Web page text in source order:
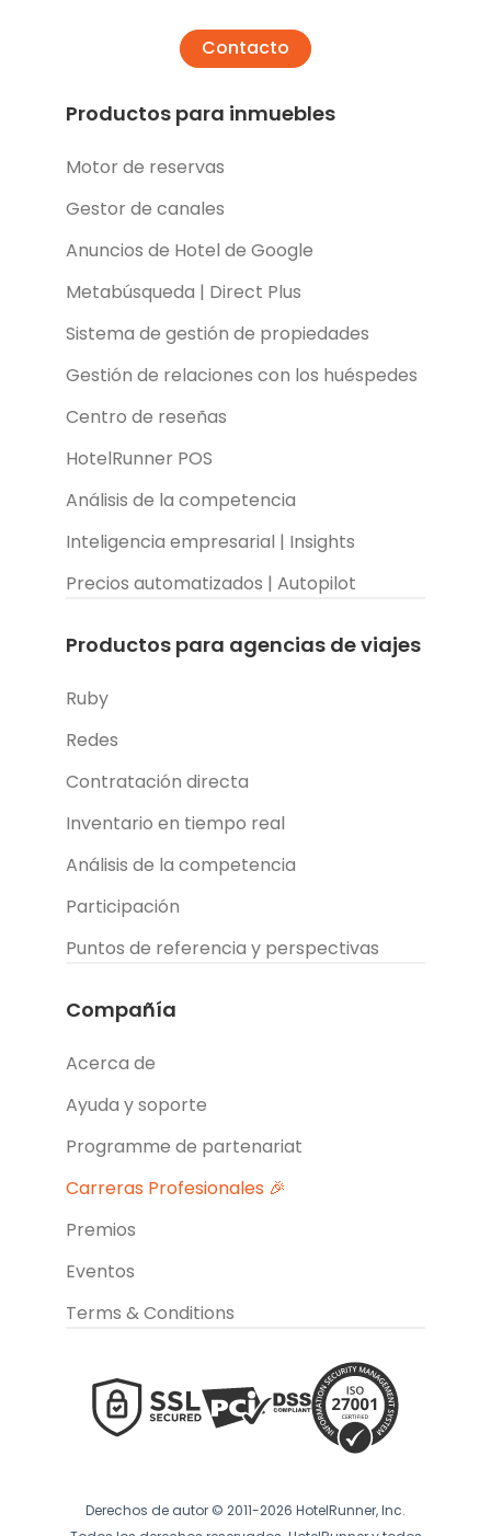
Contacto
Productos para inmuebles
Motor de reservas
Gestor de canales
Anuncios de Hotel de Google
Metabúsqueda | Direct Plus
Sistema de gestión de propiedades
Gestión de relaciones con los huéspedes
Centro de reseñas
HotelRunner POS
Análisis de la competencia
Inteligencia empresarial | Insights
Precios automatizados | Autopilot
Productos para agencias de viajes
Ruby
Redes
Contratación directa
Inventario en tiempo real
Análisis de la competencia
Participación
Puntos de referencia y perspectivas
Compañía
Acerca de
Ayuda y soporte
Programme de partenariat
Carreras Profesionales 🎉
Premios
Eventos
Terms & Conditions
Derechos de autor © 2011-2026 HotelRunner, Inc.